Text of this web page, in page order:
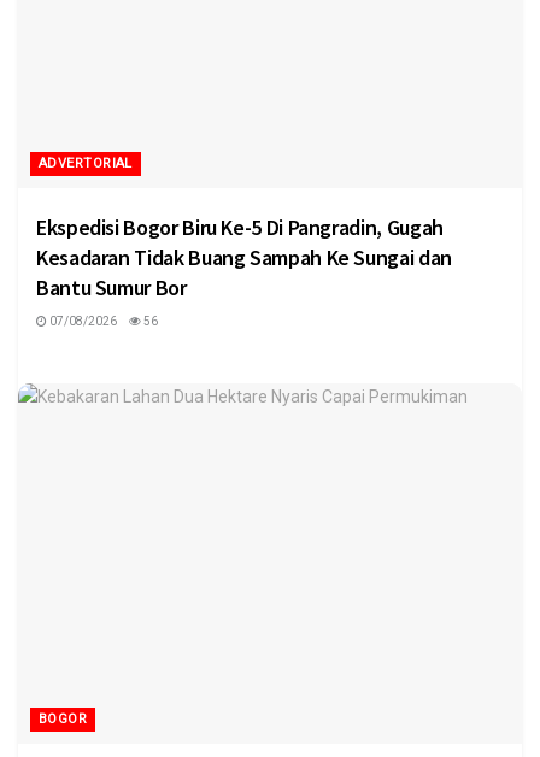
ADVERTORIAL
Ekspedisi Bogor Biru Ke-5 Di Pangradin, Gugah
Kesadaran Tidak Buang Sampah Ke Sungai dan
Bantu Sumur Bor
07/08/2026 56
BOGOR